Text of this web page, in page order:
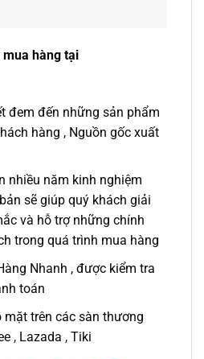
mua hàng tại
đem đến những sản phẩm
hàng , Nguồn gốc xuất
nhiều năm kinh nghiệm
sẽ giúp quý khách giải
và hỗ trợ những chính
trong quá trình mua hàng
Nhanh , được kiểm tra
toán
mặt trên các sàn thương
, Lazada , Tiki